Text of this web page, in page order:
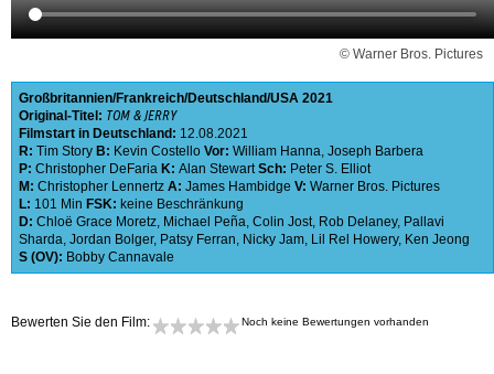
© Warner Bros. Pictures
Großbritannien Frankreich Deutschland USA 2021
Original-Titel: TOM & JERRY
Filmstart in Deutschland: 12.08.2021
R: Tim Story B: Kevin Costello Vor: William Hanna, Joseph Barbera
P: Christopher DeFaria K: Alan Stewart Sch: Peter S. Elliot
M: Christopher Lennertz A: James Hambidge V: Warner Bros. Pictures
L: 101 Min FSK: keine Beschränkung
D: Chloë Grace Moretz, Michael Peña, Colin Jost, Rob Delaney, Pallavi
Sharda, Jordan Bolger, Patsy Ferran, Nicky Jam, Lil Rel Howery, Ken Jeong
S (OV): Bobby Cannavale
Bewerten Sie den Film: Noch keine Bewertungen vorhanden